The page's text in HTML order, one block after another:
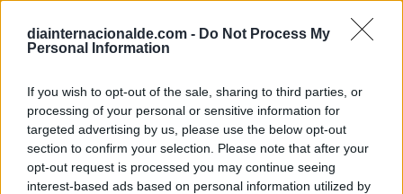
diainternacionalde.com - Do Not Process My
Personal Information
If you wish to opt-out of the sale, sharing to third parties, or
processing of your personal or sensitive information for
targeted advertising by us, please use the below opt-out
section to confirm your selection. Please note that after your
opt-out request is processed you may continue seeing
interest-based ads based on personal information utilized by